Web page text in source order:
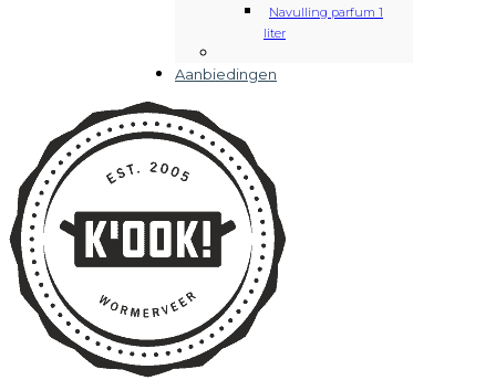
Navulling parfum 1
liter
Aanbiedingen